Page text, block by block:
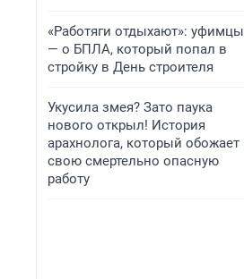
«Работяги отдыхают»: уфимцы
— о БПЛА, который попал в
стройку в День строителя
Укусила змея? Зато паука
нового открыл! История
арахнолога, который обожает
свою смертельно опасную
работу